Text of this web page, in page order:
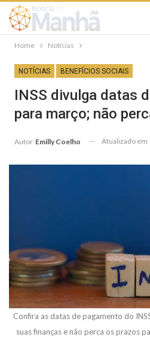
Home Notícias
NOTÍCIAS BENEFÍCIOS SOCIAIS
INSS divulga datas
para março; não
Autor Emilly Coelho Atualizado em
Confira as datas de pagamento do
suas finanças e não perca os prazos